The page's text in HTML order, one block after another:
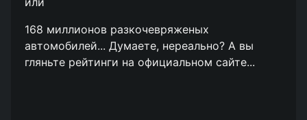
168 миллионов разкочевряженых
автомобилей... Думаете, нереально? А вы
гляньте рейтинги на официальном сайте...